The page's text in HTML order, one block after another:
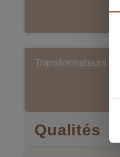
Transformateurs
Qualités